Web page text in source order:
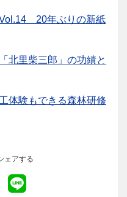
20年ぶりの新紙
北里柴三郎」の功績と
体験もできる森林研修
ェアする